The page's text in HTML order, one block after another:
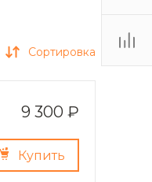
Сортировка
9 300 ₽
Купить